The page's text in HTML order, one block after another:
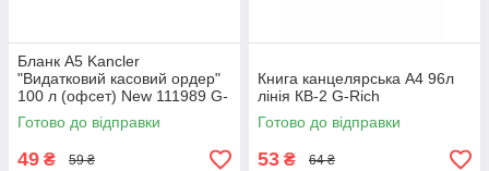
Бланк А5 Kancler
"Видатковий касовий ордер"
100 л (офсет) New 111989 G-
Rich
Готово до відправки
49 ₴ 59 ₴
Книга канцелярська A4 96л
лінія КВ-2 G-Rich
Готово до відправки
53 ₴ 64 ₴